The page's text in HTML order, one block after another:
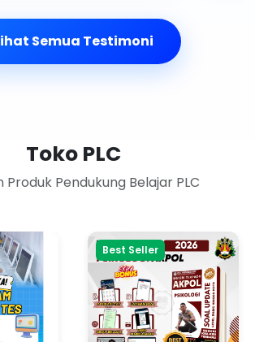
Semua Testimoni
Toko PLC
Produk Pendukung Belajar PLC
Best Seller